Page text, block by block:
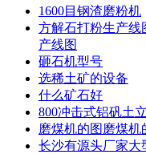
1600目钢渣磨粉机
方解石打粉生产线
产线图
砸石机型号
选稀土矿的设备
什么矿石好
800冲击式铝矾土
磨煤机的图磨煤机
长沙有源头厂家大